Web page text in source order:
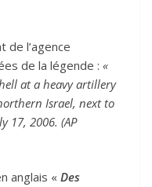
de l’agence
de la légende : «
at a heavy artillery
Israel, next to
17, 2006. (AP
anglais « Des